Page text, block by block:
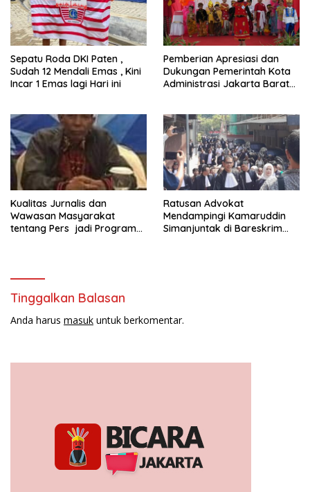
Sepatu Roda DKI Paten ,
Sudah 12 Mendali Emas , Kini
Incar 1 Emas lagi Hari ini
Pemberian Apresiasi dan
Dukungan Pemerintah Kota
Administrasi Jakarta Barat
Jelajah Sahabat Perempuan
dan Anak ( SAPA )
Kualitas Jurnalis dan
Wawasan Masyarakat
tentang Pers jadi Program
Ratusan Advokat
Mendampingi Kamaruddin
Simanjuntak di Bareskrim
Tinggalkan Balasan
Anda harus masuk untuk berkomentar.